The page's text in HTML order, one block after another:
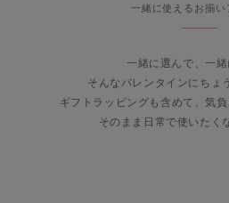
一緒に使えるお揃い
一緒に選んで、一緒
そんなバレンタインにちょ
ギフトラッピングも含めて、気負
そのまま日常で使いたく